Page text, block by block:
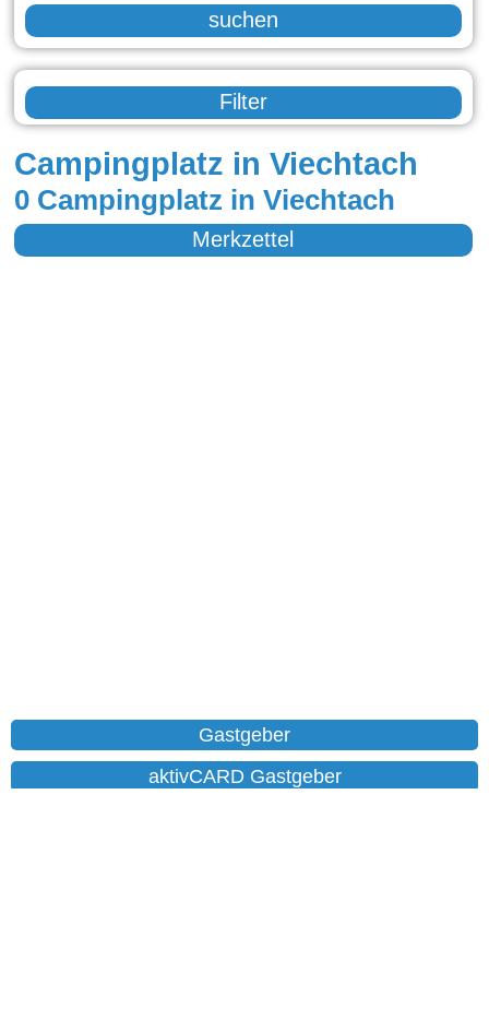
suchen
Filter
Campingplatz in Viechtach
0 Campingplatz in Viechtach
Merkzettel
Gastgeber
aktivCARD Gastgeber